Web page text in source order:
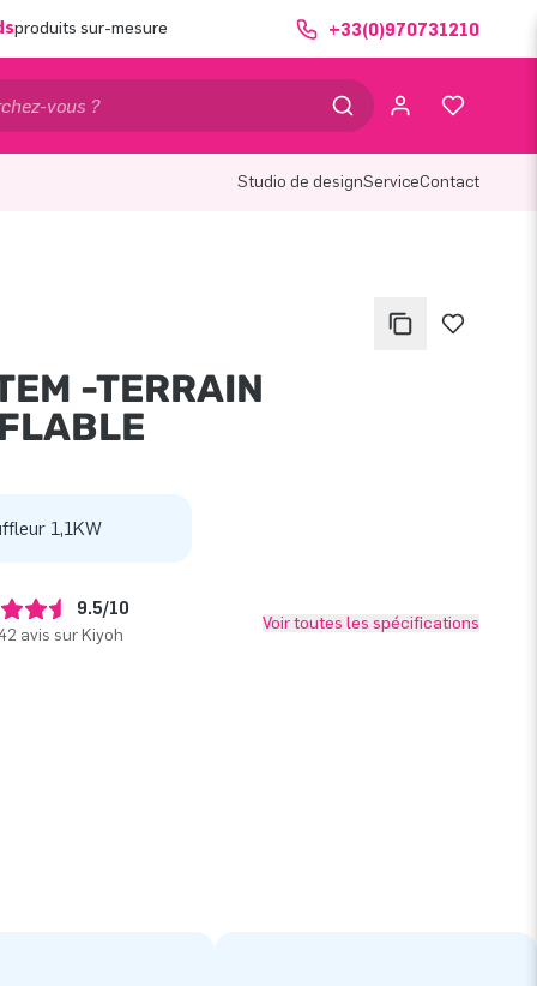
produits sur-mesure +33(0)970731210
Studio de designServiceContact
-TERRAIN
1,1KW
9.5/10
avis sur Kiyoh
Voir toutes les spécifications